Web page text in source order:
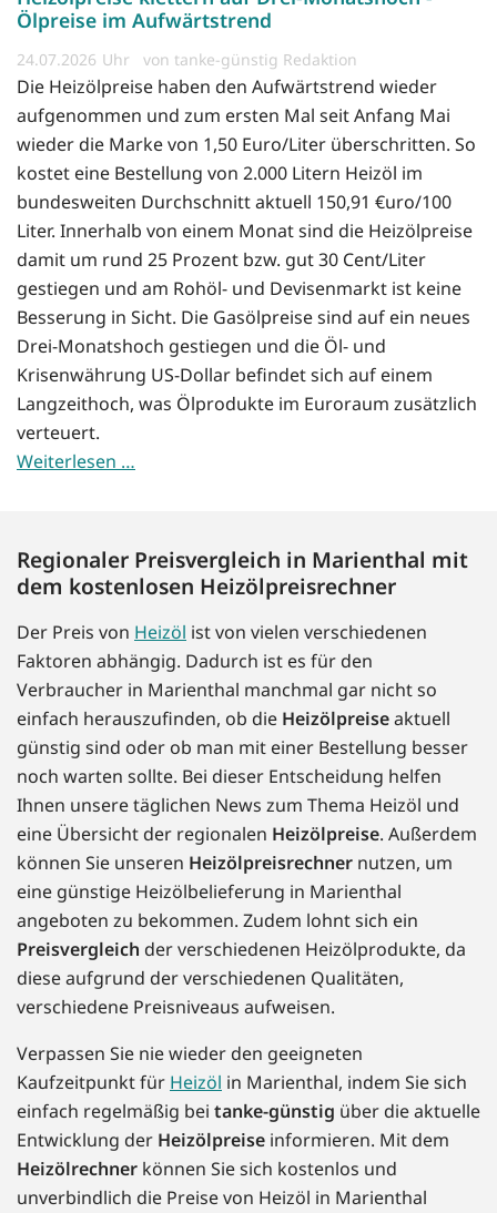
Ölpreise im Aufwärtstrend
24.07.2026 von tanke-günstig Redaktion
Die Heizölpreise haben den Aufwärtstrend wieder
aufgenommen und zum ersten Mal seit Anfang Mai
wieder die Marke von 1,50 Euro/Liter überschritten. So
kostet eine Bestellung von 2.000 Litern Heizöl im
bundesweiten Durchschnitt aktuell 150,91 €uro/100
Liter. Innerhalb von einem Monat sind die Heizölpreise
damit um rund 25 Prozent bzw. gut 30 Cent/Liter
gestiegen und am Rohöl- und Devisenmarkt ist keine
Besserung in Sicht. Die Gasölpreise sind auf ein neues
Drei-Monatshoch gestiegen und die Öl- und
Krisenwährung US-Dollar befindet sich auf einem
Langzeithoch, was Ölprodukte im Euroraum zusätzlich
verteuert.
Weiterlesen …
Regionaler Preisvergleich in Marienthal mit
dem kostenlosen Heizölpreisrechner
Der Preis von Heizöl ist von vielen verschiedenen
Faktoren abhängig. Dadurch ist es für den
Verbraucher in Marienthal manchmal gar nicht so
einfach herauszufinden, ob die Heizölpreiseaktuell
günstig sind oder ob man mit einer Bestellung besser
noch warten sollte. Bei dieser Entscheidung helfen
Ihnen unsere täglichen News zum Thema Heizöl und
eine Übersicht der regionalen Heizölpreise. Außerdem
können Sie unseren Heizölpreisrechner nutzen, um
eine günstige Heizölbelieferung in Marienthal
angeboten zu bekommen. Zudem lohnt sich ein
Preisvergleich der verschiedenen Heizölprodukte, da
diese aufgrund der verschiedenen Qualitäten,
verschiedene Preisniveaus aufweisen.
Verpassen Sie nie wieder den geeigneten
Kaufzeitpunkt für Heizöl in Marienthal, indem Sie sich
einfach regelmäßig bei tanke-günstig über die aktuelle
Entwicklung der Heizölpreise informieren. Mit dem
Heizölrechner können Sie sich kostenlos und
unverbindlich die Preise von Heizöl in Marienthal